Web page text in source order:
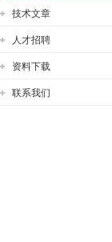
技术文章
人才招聘
资料下载
联系我们